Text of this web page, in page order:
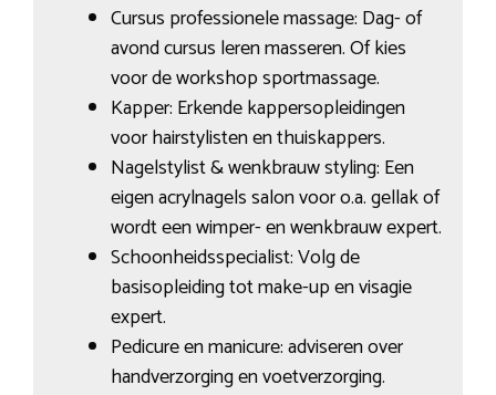
Cursus professionele massage: Dag- of
avond cursus leren masseren. Of kies
voor de workshop sportmassage.
Kapper: Erkende kappersopleidingen
voor hairstylisten en thuiskappers.
Nagelstylist & wenkbrauw styling: Een
eigen acrylnagels salon voor o.a. gellak of
wordt een wimper- en wenkbrauw expert.
Schoonheidsspecialist: Volg de
basisopleiding tot make-up en visagie
expert.
Pedicure en manicure: adviseren over
handverzorging en voetverzorging.